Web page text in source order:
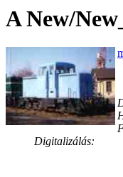
A New/
Digitalizálás: